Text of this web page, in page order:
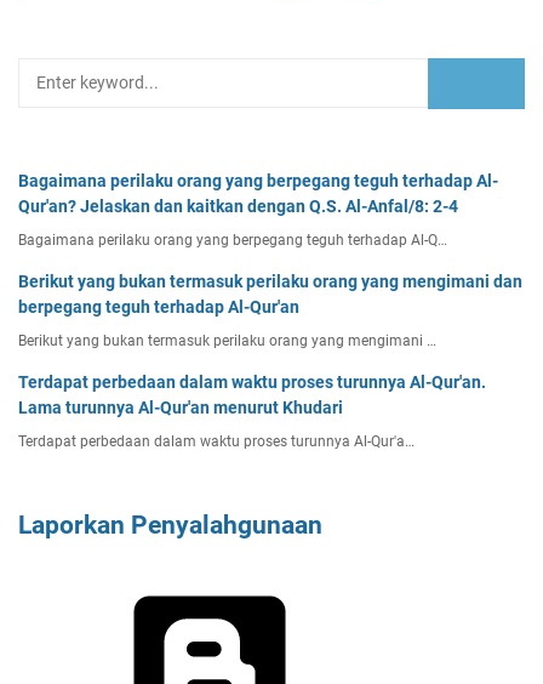
Bagaimana perilaku orang yang berpegang teguh terhadap Al-
Qur'an? Jelaskan dan kaitkan dengan Q.S. Al-Anfal/8: 2-4
Bagaimana perilaku orang yang berpegang teguh terhadap Al-Q…
Berikut yang bukan termasuk perilaku orang yang mengimani dan
berpegang teguh terhadap Al-Qur'an
Berikut yang bukan termasuk perilaku orang yang mengimani …
Terdapat perbedaan dalam waktu proses turunnya Al-Qur'an.
Lama turunnya Al-Qur'an menurut Khudari
Terdapat perbedaan dalam waktu proses turunnya Al-Qur'a…
Laporkan Penyalahgunaan